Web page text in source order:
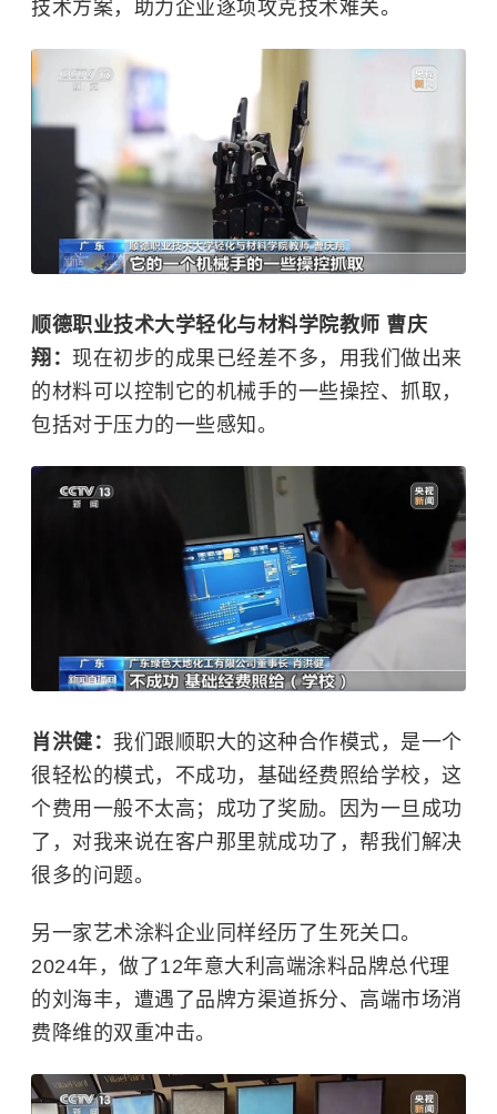
技术方案，助力企业逐项攻克技术难关。
顺德职业技术大学轻化与材料学院教师 曹庆
翔： 现在初步的成果已经差不多，用我们做出来
的材料可以控制它的机械手的一些操控、抓取，
包括对于压力的一些感知。
肖洪健： 我们跟顺职大的这种合作模式，是一个
很轻松的模式，不成功，基础经费照给学校，这
个费用一般不太高；成功了奖励。因为一旦成功
了，对我来说在客户那里就成功了，帮我们解决
很多的问题。
另一家艺术涂料企业同样经历了生死关口。
2024年，做了12年意大利高端涂料品牌总代理
的刘海丰，遭遇了品牌方渠道拆分、高端市场消
费降维的双重冲击。